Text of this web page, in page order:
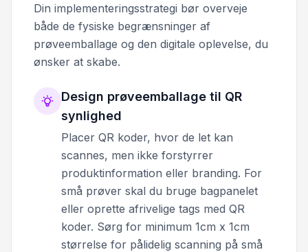
Din implementeringsstrategi bør overveje
både de fysiske begrænsninger af
prøveemballage og den digitale oplevelse, du
ønsker at skabe.
Design prøveemballage til QR
synlighed
Placer QR koder, hvor de let kan
scannes, men ikke forstyrrer
produktinformation eller branding. For
små prøver skal du bruge bagpanelet
eller oprette afrivelige tags med QR
koder. Sørg for minimum 1cm x 1cm
størrelse for pålidelig scanning på små